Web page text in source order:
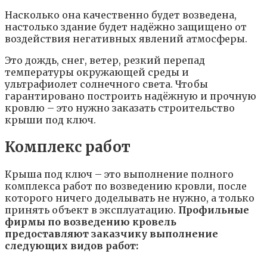
Насколько она качественно будет возведена,
настолько здание будет надёжно защищено от
воздействия негативных явлений атмосферы.
Это дождь, снег, ветер, резкий перепад
температуры окружающей среды и
ультрафиолет солнечного света. Чтобы
гарантировано построить надёжную и прочную
кровлю – это нужно заказать строительство
крыши под ключ.
Комплекс работ
Крыша под ключ – это выполнение полного
комплекса работ по возведению кровли, после
которого ничего доделывать не нужно, а только
принять объект в эксплуатацию. Профильные
фирмы по возведению кровель
предоставляют заказчику выполнение
следующих видов работ: